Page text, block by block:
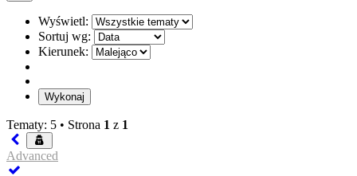
Wyświetl:
Sortuj wg:
Kierunek:
Tematy: 5 • Strona 1 z 1
Advanced